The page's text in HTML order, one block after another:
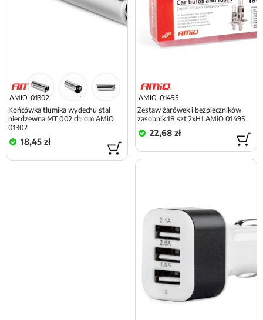
AMIO-01302
Końcówka tłumika wydechu stal
nierdzewna MT 002 chrom AMiO
01302
18,45 zł
AMIO-01495
Zestaw żarówek i bezpieczników
zasobnik 18 szt 2xH1 AMiO 01495
22,68 zł